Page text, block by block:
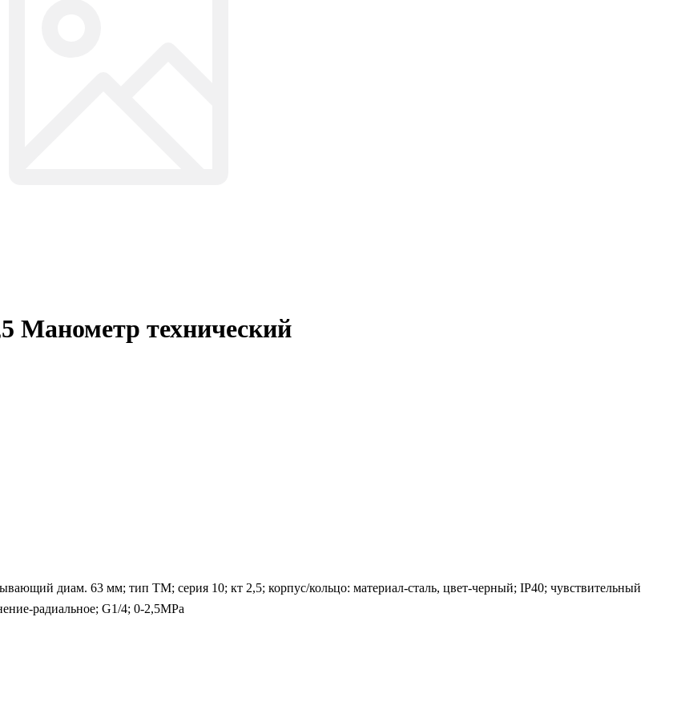
Манометр технический
диам. 63 мм; тип ТМ; серия 10; кт 2,5; корпус/кольцо: материал-сталь, цвет-черный; IP40; чувствительный
радиальное; G1/4; 0-2,5MPa